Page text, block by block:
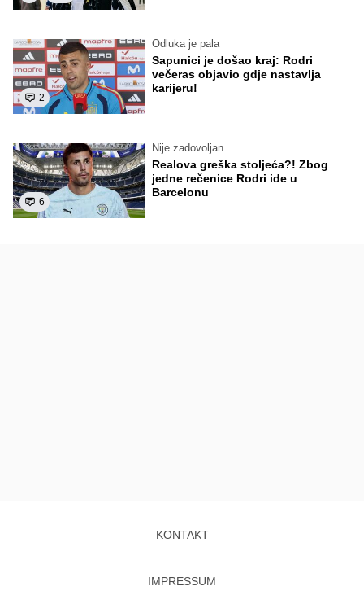
2
Odluka je pala
Sapunici je došao kraj: Rodri
večeras objavio gdje nastavlja
karijeru!
6
Nije zadovoljan
Realova greška stoljeća?! Zbog
jedne rečenice Rodri ide u
Barcelonu
KONTAKT
IMPRESSUM